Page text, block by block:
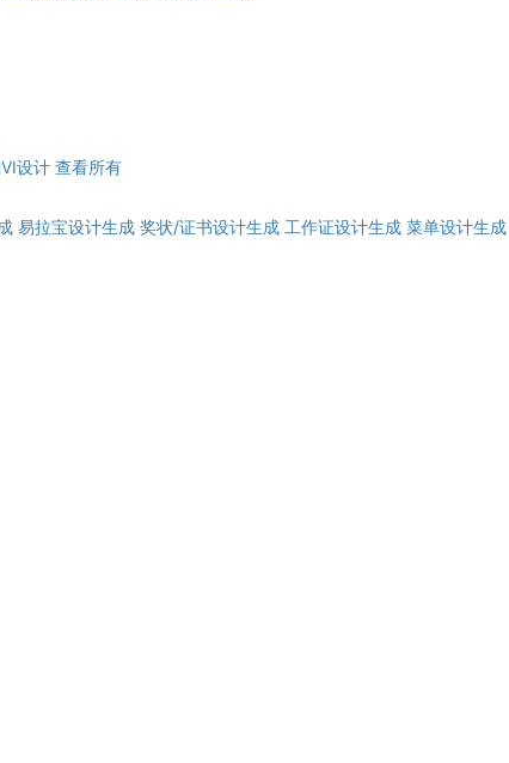
设计 查看所有
易拉宝设计生成 奖状/证书设计生成 工作证设计生成 菜单设计生成